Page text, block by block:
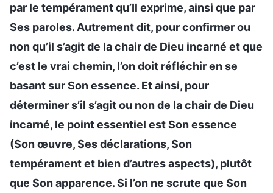
par le tempérament qu’Il exprime, ainsi que par
Ses paroles. Autrement dit, pour confirmer ou
non qu’il s’agit de la chair de Dieu incarné et que
c’est le vrai chemin, l’on doit réfléchir en se
basant sur Son essence. Et ainsi, pour
déterminer s’il s’agit ou non de la chair de Dieu
incarné, le point essentiel est Son essence
(Son œuvre, Ses déclarations, Son
tempérament et bien d’autres aspects), plutôt
que Son apparence. Si l’on ne scrute que Son